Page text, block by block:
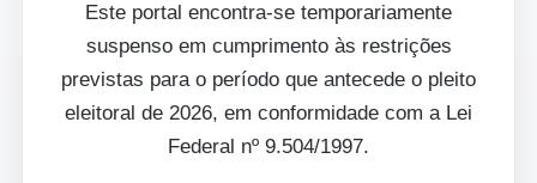
Este portal encontra-se temporariamente
suspenso em cumprimento às restrições
previstas para o período que antecede o pleito
eleitoral de 2026, em conformidade com a Lei
Federal nº 9.504/1997.